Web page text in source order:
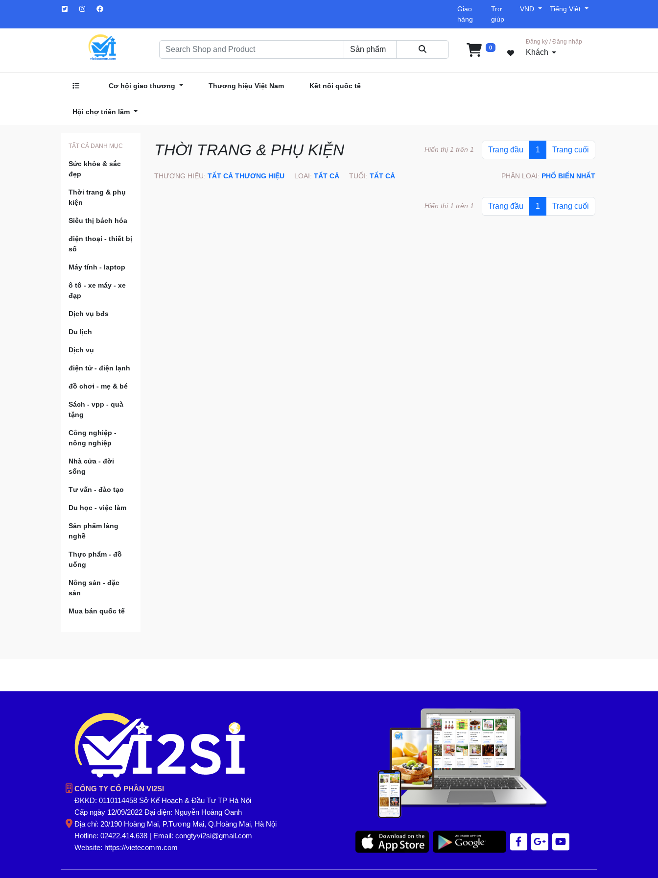
Giao
hàng
Trợ
giúp
VND Tiếng Việt
0
Đăng ký / Đăng nhập
Khách
Cơ hội giao thương Thương hiệu Việt Nam Kết nối quốc tế
Hội chợ triển lãm
TẤT CẢ DANH MỤC
Sức khỏe & sắc
đẹp
Thời trang & phụ
kiện
Siêu thị bách hóa
điện thoại - thiết bị
số
Máy tính - laptop
ô tô - xe máy - xe
đạp
Dịch vụ bđs
Du lịch
Dịch vụ
điện tử - điện lạnh
đồ chơi - mẹ & bé
Sách - vpp - quà
tặng
Công nghiệp -
nông nghiệp
Nhà cửa - đời
sống
Tư vấn - đào tạo
Du học - việc làm
Sản phẩm làng
nghề
Thực phẩm - đồ
uống
Nông sản - đặc
sản
Mua bán quốc tế
THỜI TRANG & PHỤ KIỆN Trang đầu 1 Trang cuối
Hiển thị 1 trên 1
THƯƠNG HIỆU: TẤT CẢ THƯƠNG HIỆU LOẠI: TẤT CẢ TUỔI: TẤT CẢ PHÂN LOẠI: PHỔ BIẾN NHẤT
Trang đầu 1 Trang cuối
Hiển thị 1 trên 1
CÔNG TY CỔ PHẦN VI2SI
ĐKKD: 0110114458 Sở Kế Hoạch & Đầu Tư TP Hà Nội
Cấp ngày 12/09/2022 Đại diện: Nguyễn Hoàng Oanh
Địa chỉ: 20/190 Hoàng Mai, P.Tương Mai, Q.Hoàng Mai, Hà Nội
Hotline: 02422.414.638 | Email: congtyvi2si@gmail.com
Website: https://vietecomm.com